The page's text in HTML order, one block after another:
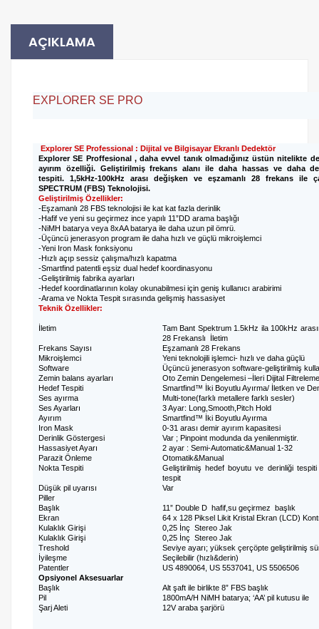
AÇIKLAMA
EXPLORER SE PRO
Explorer SE Professional : Dijital ve Bilgisayar Ekranlı Dedektör
Explorer SE Proffesional , daha evvel tanık olmadığınız üstün nitelikte
ayırım özelliği. Geliştirilmiş frekans alanı ile daha hassas ve daha
tespiti. 1,5kHz-100kHz arası değişken ve eşzamanlı 28 frekans ile
SPECTRUM (FBS) Teknolojisi.
Geliştirilmiş Özellikler:
-Eşzamanlı 28 FBS teknolojisi ile kat kat fazla derinlik
-Hafif ve yeni su geçirmez ince yapılı 11”DD arama başlığı
-NiMH batarya veya 8xAA batarya ile daha uzun pil ömrü.
-Üçüncü jenerasyon program ile daha hızlı ve güçlü mikroişlemci
-Yeni Iron Mask fonksiyonu
-Hızlı açıp sessiz çalışma/hızlı kapatma
-Smartfind patentli eşsiz dual hedef koordinasyonu
-Geliştirilmiş fabrika ayarları
-Hedef koordinatlarının kolay okunabilmesi için geniş kullanıcı arabirimi
-Arama ve Nokta Tespit sırasında gelişmiş hassasiyet
Teknik Özellikler:
İletim
Tam Bant Spektrum 1.5kHz ila 100kHz
28 Frekanslı İletim
Frekans Sayısı
Eşzamanlı 28 Frekans
Mikroişlemci
Yeni teknolojili işlemci- hızlı ve daha güçlü
Software
Üçüncü jenerasyon software-geliştirilmiş
Zemin balans ayarları
Oto Zemin Dengelemesi –İleri Dijital Filtreleme
Hedef Tespiti
Smartfind™ İki Boyutlu Ayırma/ İletken ve
Ses ayırma
Multi-tone(farklı metallere farklı sesler)
Ses Ayarları
3 Ayar: Long,Smooth,Pitch Hold
Ayırım
Smartfind™ İki Boyutlu Ayırma
Iron Mask
0-31 arası demir ayırım kapasitesi
Derinlik Göstergesi
Var ; Pinpoint modunda da yenilenmiştir.
Hassasiyet Ayarı
2 ayar : Semi-Automatic&Manual 1-32
Parazit Önleme
Otomatik&Manual
Nokta Tespiti
Geliştirilmiş hedef boyutu ve derinliği
tespit
Düşük pil uyarısı
Var
Piller
Başlık
11” Double D hafif,su geçirmez başlık
Ekran
64 x 128 Piksel Likit Kristal Ekran (LCD)
Kulaklık Girişi
0,25 İnç Stereo Jak
Kulaklık Girişi
0,25 İnç Stereo Jak
Treshold
Seviye ayarı; yüksek çerçöpte geliştirilmiş
İyileşme
Seçilebilir (hızlı&derin)
Patentler
US 4890064, US 5537041, US 5506506
Opsiyonel Aksesuarlar
Başlık
Alt şaft ile birlikte 8” FBS başlık
Pil
1800mA/H NiMH batarya; ‘AA’ pil kutusu ile
Şarj Aleti
12V araba şarjörü